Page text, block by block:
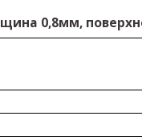
0,8мм,